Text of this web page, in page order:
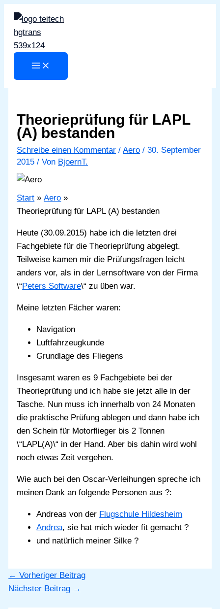
Zum
Inhalt
springen
Theorieprüfung für LAPL
(A) bestanden
Schreibe einen Kommentar /Aero /30. September
2015/ Von BjoernT.
Start
Aero
Theorieprüfung für LAPL (A) bestanden
Heute (30.09.2015) habe ich die letzten drei
Fachgebiete für die Theorieprüfung abgelegt.
Teilweise kamen mir die Prüfungsfragen leicht
anders vor, als in der Lernsoftware von der Firma
\“ Peters Software\“ zu üben war.
Meine letzten Fächer waren:
Navigation
Luftfahrzeugkunde
Grundlage des Fliegens
Insgesamt waren es 9 Fachgebiete bei der
Theorieprüfung und ich habe sie jetzt alle in der
Tasche. Nun muss ich innerhalb von 24 Monaten
die praktische Prüfung ablegen und dann habe ich
den Schein für Motorflieger bis 2 Tonnen
\“LAPL(A)\“ in der Hand. Aber bis dahin wird wohl
noch etwas Zeit vergehen.
Wie auch bei den Oscar-Verleihungen spreche ich
meinen Dank an folgende Personen aus ?:
Andreas von der Flugschule Hildesheim
Andrea, sie hat mich wieder fit gemacht ?
und natürlich meiner Silke ?
← Vorheriger Beitrag
Nächster Beitrag →